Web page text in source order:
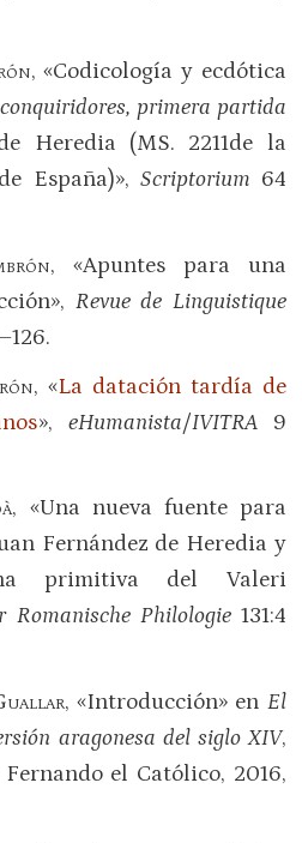
, «Codicología y ecdótica
primera partida
Heredia (MS. 2211de la
España)», Scriptorium 64
, «Apuntes para una
Revue de Linguistique
, «La datación tardía de
», eHumanista/IVITRA9
, «Una nueva fuente para
Fernández de Heredia y
primitiva del Valeri
Romanische Philologie131:4
, «Introducción» en El
aragonesa del siglo XIV,
el Católico, 2016,